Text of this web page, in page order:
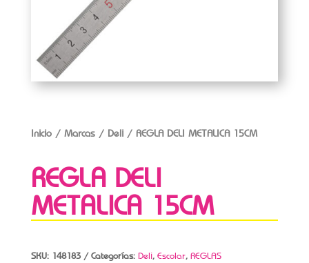
Inicio/ Marcas/ Deli/ REGLA DELI METALICA 15CM
REGLA DELI
METALICA 15CM
SKU: 148183 Categorías: Deli, Escolar, REGLAS